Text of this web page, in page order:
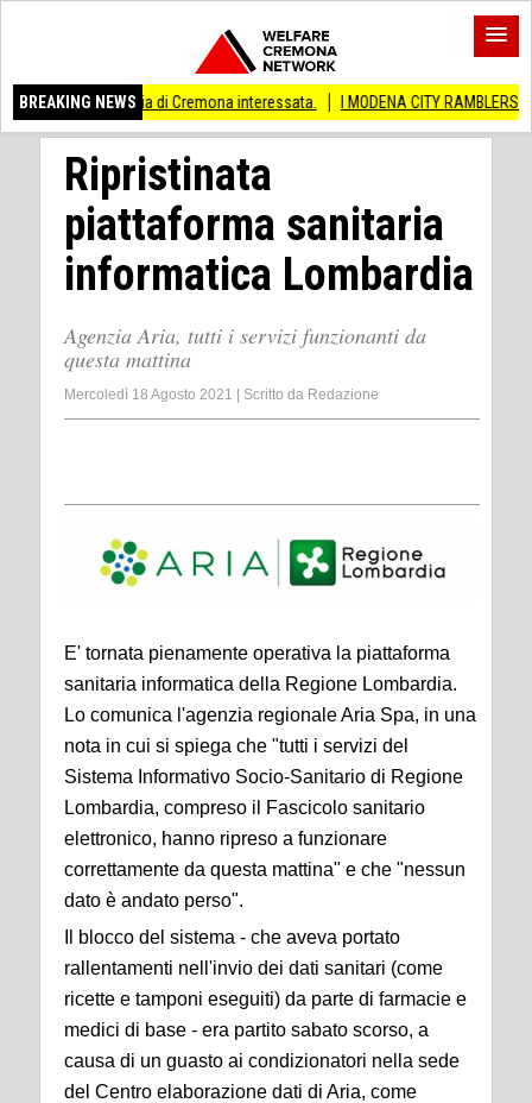
BREAKING NEWS
di Cremona interessata. I MODENA CITY RAMBLERS ARRIVANO A
Ripristinata
piattaforma sanitaria
informatica Lombardia
Agenzia Aria, tutti i servizi funzionanti da
questa mattina
Mercoledì 18 Agosto 2021 Scritto da Redazione
E' tornata pienamente operativa la piattaforma
sanitaria informatica della Regione Lombardia.
Lo comunica l'agenzia regionale Aria Spa, in una
nota in cui si spiega che "tutti i servizi del
Sistema Informativo Socio-Sanitario di Regione
Lombardia, compreso il Fascicolo sanitario
elettronico, hanno ripreso a funzionare
correttamente da questa mattina" e che "nessun
dato è andato perso".
Il blocco del sistema - che aveva portato
rallentamenti nell'invio dei dati sanitari (come
ricette e tamponi eseguiti) da parte di farmacie e
medici di base - era partito sabato scorso, a
causa di un guasto ai condizionatori nella sede
del Centro elaborazione dati di Aria, come